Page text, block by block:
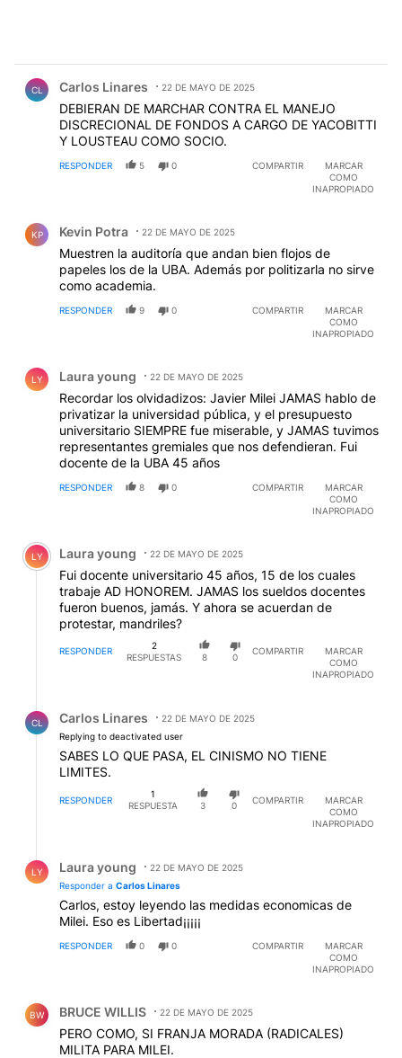
CL Carlos Linares 22 DE MAYO DE 2025
DEBIERAN DE MARCHAR CONTRA EL MANEJO
DISCRECIONAL DE FONDOS A CARGO DE YACOBITTI
Y LOUSTEAU COMO SOCIO.
RESPONDER 5 0 COMPARTIR
MARCAR
COMO
INAPROPIADO
KP Kevin Potra 22 DE MAYO DE 2025
Muestren la auditoría que andan bien flojos de
papeles los de la UBA. Además por politizarla no sirve
como academia.
RESPONDER 9 0 COMPARTIR
MARCAR
COMO
INAPROPIADO
LY Laura young 22 DE MAYO DE 2025
Recordar los olvidadizos: Javier Milei JAMAS hablo de
privatizar la universidad pública, y el presupuesto
universitario SIEMPRE fue miserable, y JAMAS tuvimos
representantes gremiales que nos defendieran. Fui
docente de la UBA 45 años
RESPONDER 8 0 COMPARTIR
MARCAR
COMO
INAPROPIADO
Comentario de Laura young.
LY Laura young 22 DE MAYO DE 2025
Fui docente universitario 45 años, 15 de los cuales
trabaje AD HONOREM. JAMAS los sueldos docentes
fueron buenos, jamás. Y ahora se acuerdan de
protestar, mandriles?
RESPONDER
2
RESPUESTAS
8 0
COMPARTIR
MARCAR
COMO
INAPROPIADO
CL Carlos Linares
22 DE MAYO DE 2025
Replying to deactivated user
SABES LO QUE PASA, EL CINISMO NO TIENE
LIMITES.
RESPONDER
1
RESPUESTA
3 0
COMPARTIR
MARCAR
COMO
INAPROPIADO
LY Laura young
22 DE MAYO DE 2025
Responder a Carlos Linares
Carlos, estoy leyendo las medidas economicas de
Milei. Eso es Libertad¡¡¡¡¡
RESPONDER 0 0 COMPARTIR
MARCAR
COMO
INAPROPIADO
BW BRUCE WILLIS 22 DE MAYO DE 2025
PERO COMO, SI FRANJA MORADA (RADICALES)
MILITA PARA MILEI.